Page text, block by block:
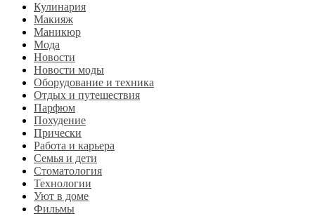
Кулинария
Макияж
Маникюр
Мода
Новости
Новости моды
Оборудование и техника
Отдых и путешествия
Парфюм
Похудение
Прически
Работа и карьера
Семья и дети
Стоматология
Технологии
Уют в доме
Фильмы